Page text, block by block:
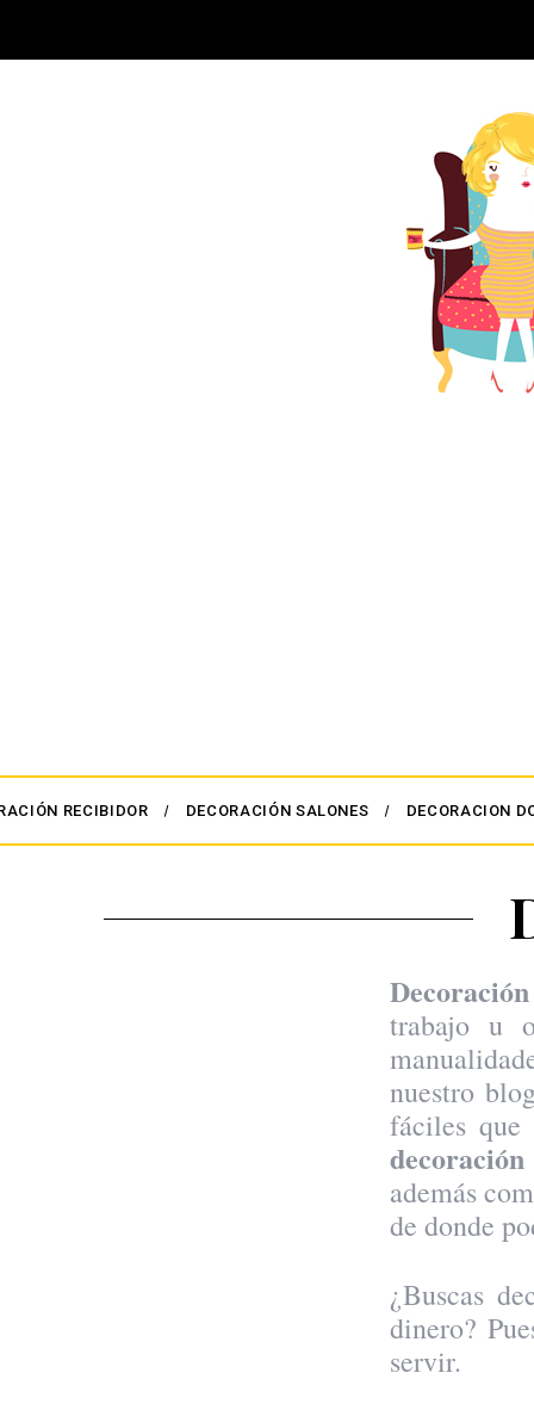
RECIBIDOR DECORACIÓN SALONES DECORACION
trabajo u
nuestro
fáciles que
además
de donde
¿Buscas
dinero?
servir.